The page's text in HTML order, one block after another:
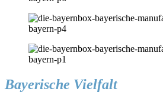
Bayerische Vielfalt